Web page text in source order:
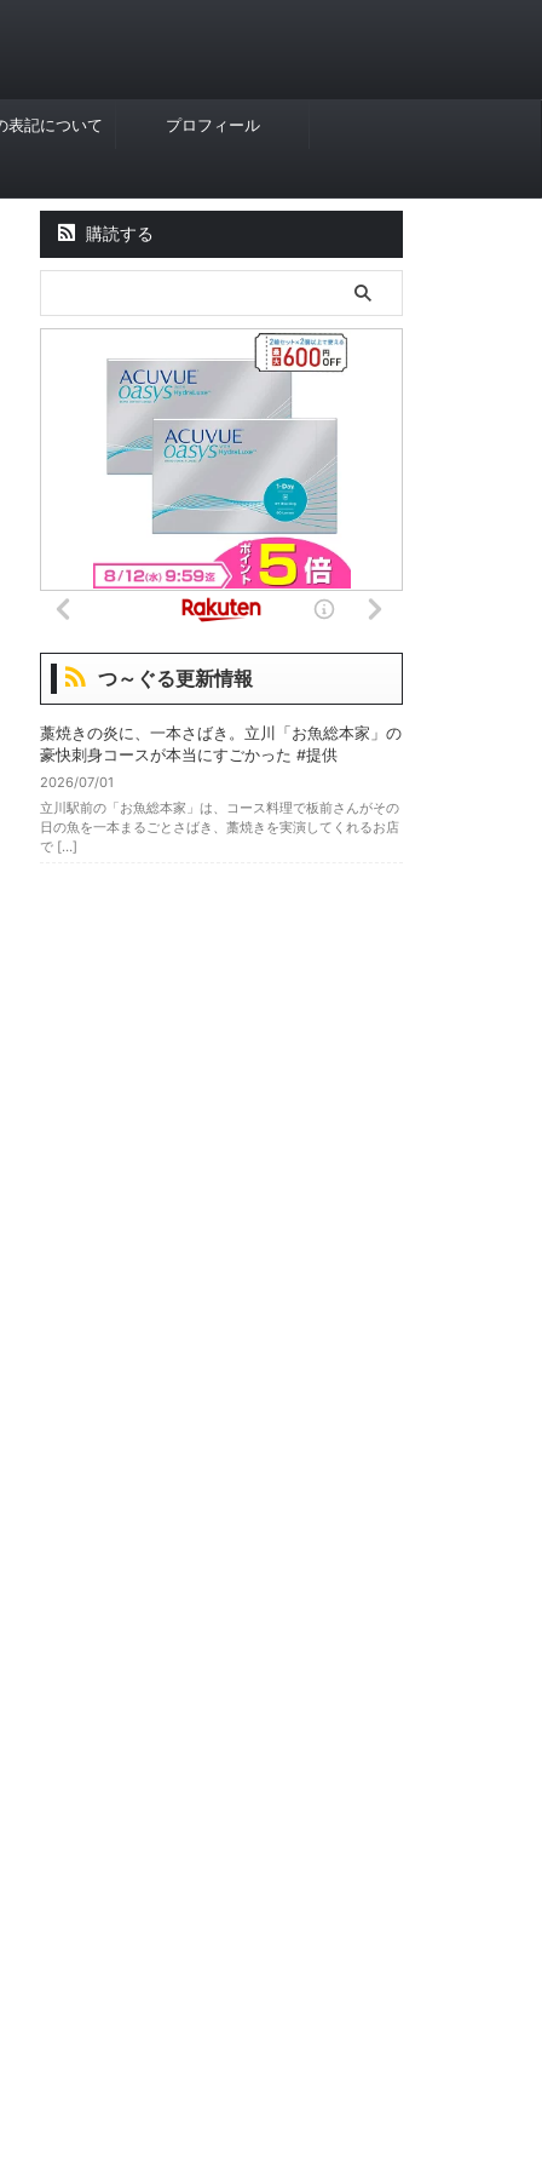
表記について プロフィール
購読する
つ～ぐる更新情報
藁焼きの炎に、一本さばき。立川「お魚総本家」の
豪快刺身コースが本当にすごかった #提供
2026/07/01
立川駅前の「お魚総本家」は、コース料理で板前さんがその
日の魚を一本まるごとさばき、藁焼きを実演してくれるお店
で […]